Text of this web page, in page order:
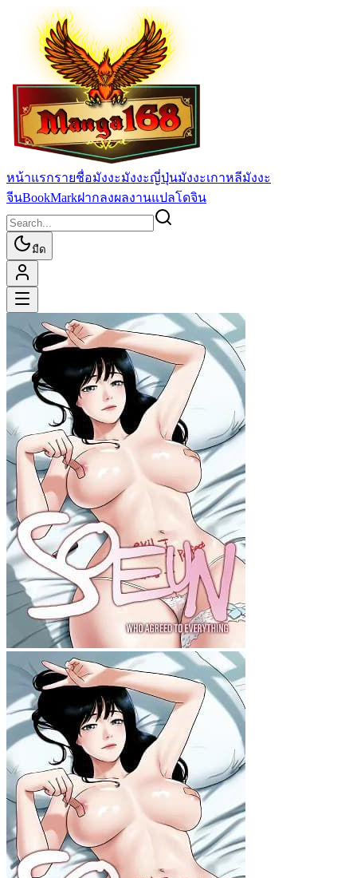
หน้าแรกรายชื่อมังงะมังงะญี่ปุ่นมังงะเกาหลีมังงะ
จีนBookMarkฝากลงผลงานแปลโดจิน
มืด